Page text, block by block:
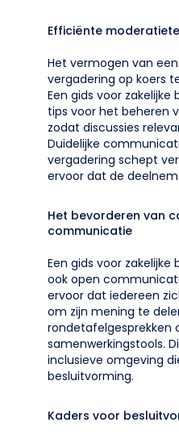
Efficiënte
Het vermogen van
vergadering op koers
Een gids voor
tips voor het beheren
zodat discussies
Duidelijke
vergadering schept
ervoor dat de
Het bevorderen van
communicatie
Een gids voor
ook open
ervoor dat iedereen
om zijn mening te
rondetafelgesprekken
samenwerkingstools.
inclusieve omgeving
besluitvorming.
Kaders voor